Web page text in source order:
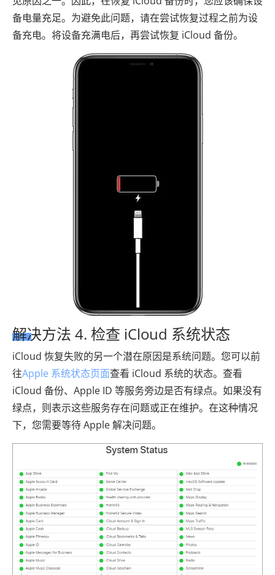
备电量充足。为避免此问题，请在尝试恢复过程之前为设
备充电。将设备充满电后，再尝试恢复 iCloud 备份。
解决方法 4. 检查 iCloud 系统状态
iCloud 恢复失败的另一个潜在原因是系统问题。您可以前
往Apple 系统状态页面查看 iCloud 系统的状态。查看
iCloud 备份、Apple ID 等服务旁边是否有绿点。如果没有
绿点，则表示这些服务存在问题或正在维护。在这种情况
下，您需要等待 Apple 解决问题。